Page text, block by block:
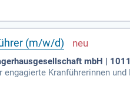
teamorientierte
werden Sie Teil unseres
(m/w/d)
mbH |
engagierte Kranführerinnen
die Bedienung von